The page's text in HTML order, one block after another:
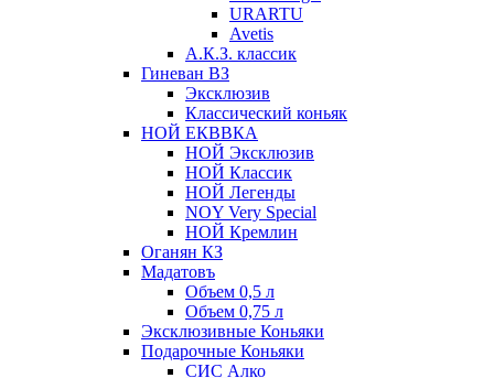
URARTU
Avetis
А.К.З. классик
Гиневан ВЗ
Эксклюзив
Классический коньяк
НОЙ ЕКВВКА
НОЙ Эксклюзив
НОЙ Классик
НОЙ Легенды
NOY Very Speсial
НОЙ Кремлин
Оганян КЗ
Мадатовъ
Объем 0,5 л
Объем 0,75 л
Эксклюзивные Коньяки
Подарочные Коньяки
СИС Алко